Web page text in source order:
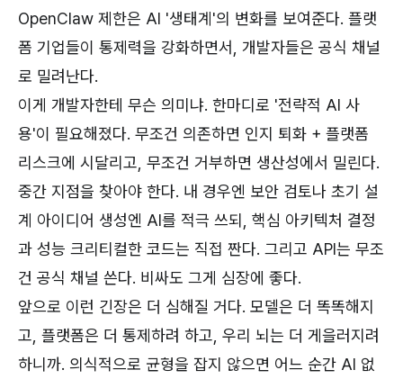
OpenClaw 제한은 AI '생태계'의 변화를 보여준다. 플랫
폼 기업들이 통제력을 강화하면서, 개발자들은 공식 채널
로 밀려난다.
이게 개발자한테 무슨 의미냐. 한마디로 '전략적 AI 사
용'이 필요해졌다. 무조건 의존하면 인지 퇴화 + 플랫폼
리스크에 시달리고, 무조건 거부하면 생산성에서 밀린다.
중간 지점을 찾아야 한다. 내 경우엔 보안 검토나 초기 설
계 아이디어 생성엔 AI를 적극 쓰되, 핵심 아키텍처 결정
과 성능 크리티컬한 코드는 직접 짠다. 그리고 API는 무조
건 공식 채널 쓴다. 비싸도 그게 심장에 좋다.
앞으로 이런 긴장은 더 심해질 거다. 모델은 더 똑똑해지
고, 플랫폼은 더 통제하려 하고, 우리 뇌는 더 게을러지려
하니까. 의식적으로 균형을 잡지 않으면 어느 순간 AI 없